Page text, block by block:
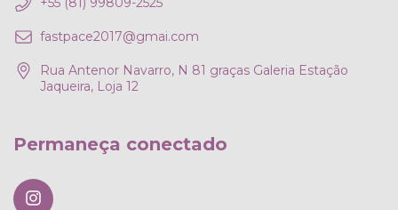
fastpace2017@gmai.com
Rua Antenor Navarro, N 81 graças Galeria Estação
Jaqueira, Loja 12
Permaneça conectado